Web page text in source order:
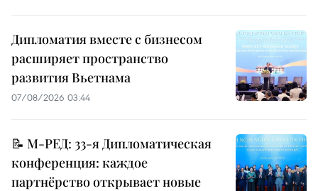
Дипломатия вместе с бизнесом
расширяет пространство
развития Вьетнама
07/08/2026 03:44
📝 М-РЕД: 33-я Дипломатическая
конференция: каждое
партнёрство открывает новые